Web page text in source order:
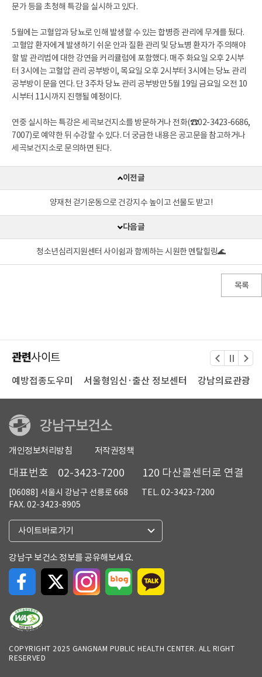
문가 등을 초청해 특강을 실시하고 있다.
5월에는 고혈압과 당뇨로 인해 발생할 수 있는 합병증 관리에 무게를 뒀다.
고혈압 환자에게 발생하기 쉬운 안과 질환 관리 및 당뇨병 환자가 주의해야
할 발 관리법에 대한 강연을 커리큘럼에 포함했다. 매주 화요일 오후 2시부
터 3시에는 고혈압 관리 공부방이, 목요일 오후 2시부터 3시에는 당뇨 관리
공부방이 문을 연다. 단 3주차 당뇨 관리 공부방만 5월 19일 금요일 오전 10
시부터 11시까지 진행될 예정이다.
연중 실시하는 특강은 세곡보건지소를 방문하거나 전화(☎02-3423-6686,
7007)로 예약한 뒤 수강할 수 있다. 더 궁금한 내용은 공고문을 참고하거나
세곡보건지소로 문의하면 된다.
이전글
양재천 걷기운동으로 건강지수 높이고 선물도 받고!
다음글
청소년심리지원센터 사이쉼과 함께하는 시원한 멘탈힐링🌊
목록
관련사이트
예방접종도우미 서울형임신·출산 정보센터 강남의료관광
개인정보처리방침 저작권정책
대표번호 02-3423-7200 120 다산콜센터로 연결
[06088] 서울시 강남구 선릉로 668
TEL. 02-3423-7200
FAX. 02-3423-8905
COPYRIGHT 2025 GANGNAM PUBLIC HEALTH CENTER. ALL RIGHT
RESERVED
사이트바로가기
기
강남구 보건소 정보를 공유해보세요.